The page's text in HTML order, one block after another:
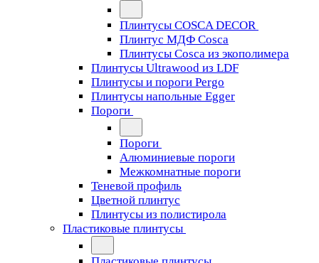
Плинтусы COSCA DECOR
Плинтус МДФ Cosca
Плинтусы Cosca из экополимера
Плинтусы Ultrawood из LDF
Плинтусы и пороги Pergo
Плинтусы напольные Egger
Пороги
Пороги
Алюминиевые пороги
Межкомнатные пороги
Теневой профиль
Цветной плинтус
Плинтусы из полистирола
Пластиковые плинтусы